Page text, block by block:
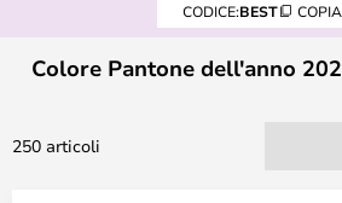
CODICE:BEST COPIA
Colore Pantone dell'anno
250 articoli